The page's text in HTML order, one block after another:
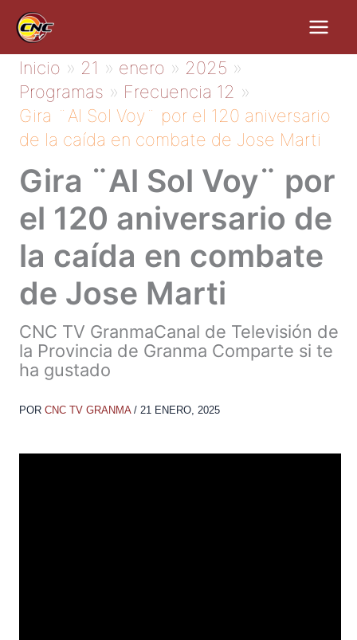
contenido
Inicio 21 enero
2025
Programas
Frecuencia 12
Gira ¨Al Sol Voy¨ por el 120 aniversario
de la caída en combate de Jose Marti
Gira ¨Al Sol Voy¨ por
el 120 aniversario de
la caída en combate
de Jose Marti
CNC TV GranmaCanal de Televisión de
la Provincia de Granma Comparte si te
ha gustado
POR CNC TV GRANMA / 21 ENERO, 2025